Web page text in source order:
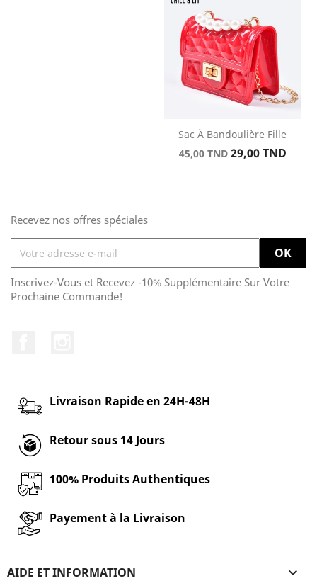
Sac À Bandoulière Fille
Prix
45,00 TND Prix
29,00 TND
Recevez nos offres spéciales
Inscrivez-Vous et Recevez -10% Supplémentaire Sur Votre
Prochaine Commande!
Livraison Rapide en 24H-48H
Retour sous 14 Jours
100% Produits Authentiques
Payement à la Livraison
AIDE ET INFORMATION 